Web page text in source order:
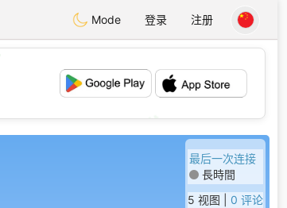
Mode 登录 注册
💕
最后一次连接
長時間
5 视图 | 0 评论